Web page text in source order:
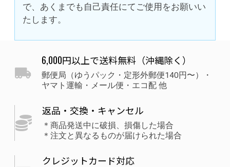
で、あくまでも自己責任にてご使用をお願いい
たします。
6,000円以上で送料無料（沖縄除く）
郵便局（ゆうパック・定形外郵便140円〜）・
ヤマト運輸・メール便・エコ配 他
返品・交換・キャンセル
＊商品発送中に破損、損傷した場合
＊注文と異なるものが届けられた場合
クレジットカード対応